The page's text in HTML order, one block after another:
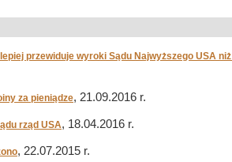
przewiduje wyroki Sądu Najwyższego USA
za pieniądze, 21.09.2016 r.
rząd USA, 18.04.2016 r.
, 22.07.2015 r.